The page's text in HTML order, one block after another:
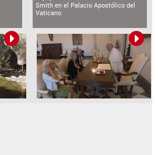
Smith en el Palacio Apostólico del
Vaticano